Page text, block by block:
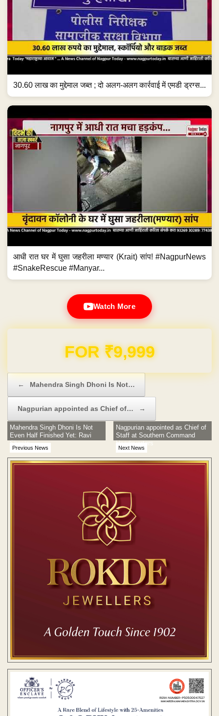
30.60 लाख का मुद्देमाल जब्त ; दो अलग-अलग कार्रवाई में एमडी ड्रग्स...
आधी रात घर में घुसा जहरीला मण्यार (Krait) सांप! #NagpurNews
#SnakeRescue #Manyar...
Watch More
Domain & Hosting FREE for 1 Year
← Mahendra Singh Dhoni Is Not…
Nagpurian appointed as Chief of… →
Previous News
Mahendra Singh Dhoni Is Not
Even Half Finished Yet: Ravi
Shastri
Next News
Nagpurian appointed as Chief of
Staff at Southern Command
Headquarters